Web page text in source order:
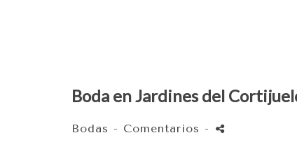
Boda en Jardines del
Bodas - Comentarios -